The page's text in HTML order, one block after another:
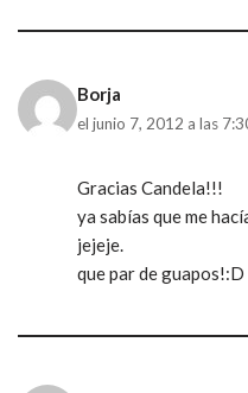
Borja
el junio 7, 2012 a las
Gracias Candela!!!
ya sabías que me
jejeje.
que par de guapos!:D